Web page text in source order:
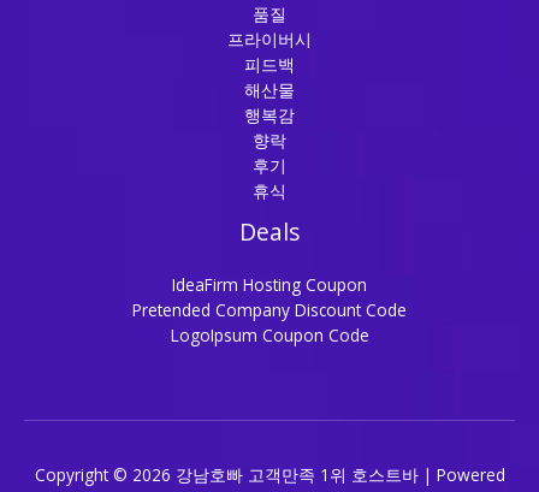
품질
프라이버시
피드백
해산물
행복감
향락
후기
휴식
Deals
IdeaFirm Hosting Coupon
Pretended Company Discount Code
LogoIpsum Coupon Code
Copyright © 2026 강남호빠 고객만족 1위 호스트바 | Powered